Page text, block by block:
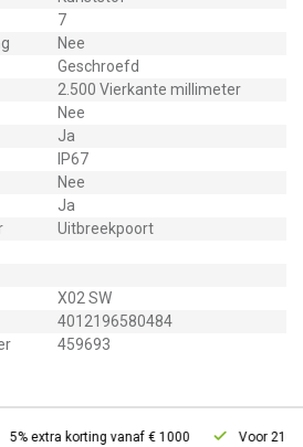
7
Nee
Geschroefd
2.500 Vierkante millimeter
Nee
Ja
IP67
Nee
Ja
Uitbreekpoort
X02 SW
4012196580484
459693
5% extra korting vanaf € 1000 Voor 21u